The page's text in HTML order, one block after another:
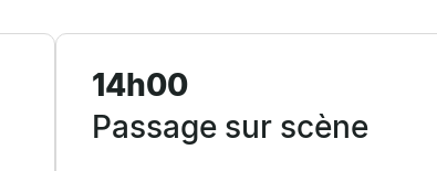
14h00
Passage sur scène